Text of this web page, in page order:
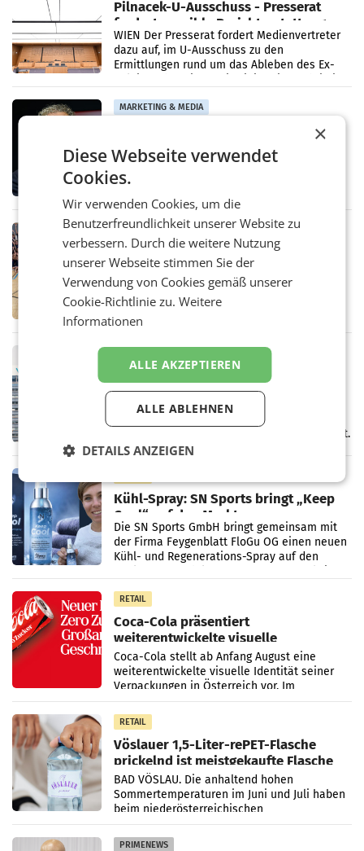
Pilnacek-U-Ausschuss - Presserat
fordert sensible Berichterstattung
WIEN Der Presserat fordert Medienvertreter
dazu auf, im U-Ausschuss zu den
Ermittlungen rund um das Ableben des Ex-
MARKETING & MEDIA
Stiftungsrat Lederer wehrt sich in
den SN gegen Vorwürfe
Mehrere Themen beschäftigen derzeit den
ORF. Am Dienstag soll im Stiftungsrat über
die vom neuen ORF-Chef Clemens Pig
vorgeschlagenen Besetzungen für die
Direktionen abgestimmt werden.
RETAIL
Bipa unterstützt Bewegte Kids
Sommercamps im Osten Österreichs
Bereits zum zweiten Mal begleitet Bipa das
polysportive Sommersportcamp „Bewegte
Kids“. Während der Campwochen in den
Monaten Juli und August versorgt das
voestalpine verzeichnet solides
erstes Quartal und steigert EBITDA
Der voestalpine-Konzern hat im 1. Quartal
des Geschäftsjahres 2026/27 (1. April bis 30.
Juni 2026) ein solides Ergebnis erwirtschaftet.
Der Umsatz stieg im Vergleich zur
Kühl-Spray: SN Sports bringt „Keep
Cool“ auf den Markt
Die SN Sports GmbH bringt gemeinsam mit
der Firma Feygenblatt FloGu OG einen neuen
Kühl- und Regenerations-Spray auf den
RETAIL
Coca-Cola präsentiert
weiterentwickelte visuelle
Markenidentität
Coca-Cola stellt ab Anfang August eine
weiterentwickelte visuelle Identität seiner
Verpackungen in Österreich vor. Im
Mittelpunkt des Redesigns stehen zentrale
Gestaltungselemente
RETAIL
Vöslauer 1,5-Liter-rePET-Flasche
prickelnd ist meistgekaufte Flasche
Österreichs
BAD VÖSLAU. Die anhaltend hohen
Sommertemperaturen im Juni und Juli haben
beim niederösterreichischen
Getränkehersteller Vöslauer zu deutlichen
Absatzzuwächsen geführt. Während
PRIMENEWS
×
Diese Webseite verwendet
Cookies.
Wir verwenden Cookies, um die
Benutzerfreundlichkeit unserer Website zu
verbessern. Durch die weitere Nutzung
unserer Webseite stimmen Sie der
Verwendung von Cookies gemäß unserer
Cookie-Richtlinie zu.Weitere
Informationen
ALLE AKZEPTIEREN
ALLE ABLEHNEN
DETAILS ANZEIGEN